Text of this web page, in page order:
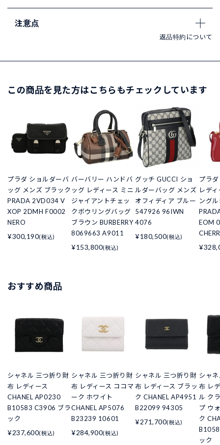
注意点
返品特約について
この商品を見た方はこちらもチェックしています
プラダ ショルダーバ
ッグ メンズ ブラック
PRADA 2VD034 V
XOP 2DMH F0002
NERO
¥300,190(税込)
バーバリー ハンドバ
ッグ レディース ミニ
ジャイアントチェッ
クボウリングバッグ
ブラウン BURBERRY
8069663 A9011
¥153,800(税込)
グッチ GUCCI ショ
ルダーバッグ メンズ
オフィディア ブルー
547926 96IWN
4076
¥180,500(税込)
プラ
レデ
ング
EOM
おすすめ商品
シャネル 三つ折り財
布 レディース
CHANEL AP0230
B10583 C3906 ブラ
ック
¥237,600(税込)
シャネル 三つ折り財
布 レディース ココマ
ーク ホワイト
CHANEL AP5076
B23239 10601
¥284,900(税込)
シャネル 三つ折り財
布 レディース ブラッ
ク CHANEL AP4951
B22099 94305
¥271,700(税込)
シャ
布 レ
ル ク
プ ウ
ク
ック